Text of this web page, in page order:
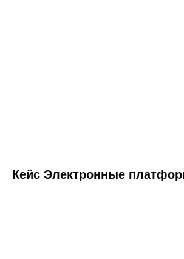
Кейс Электронные